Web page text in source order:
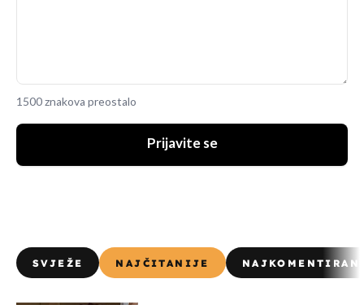
1500 znakova preostalo
Prijavite se
SVJEŽE NAJČITANIJE